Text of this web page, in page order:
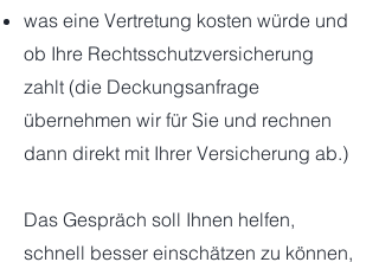
was eine Vertretung kosten würde und
ob Ihre Rechtsschutzversicherung
zahlt (die Deckungsanfrage
übernehmen wir für Sie und rechnen
dann direkt mit Ihrer Versicherung ab.)
Das Gespräch soll Ihnen helfen,
schnell besser einschätzen zu können,